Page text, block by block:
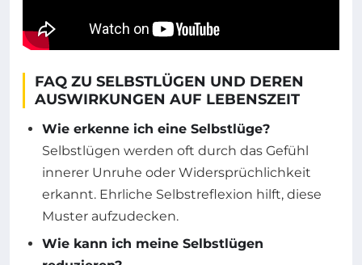
FAQ ZU SELBSTLÜGEN UND DEREN
AUSWIRKUNGEN AUF LEBENSZEIT
Wie erkenne ich eine Selbstlüge?
Selbstlügen werden oft durch das Gefühl
innerer Unruhe oder Widersprüchlichkeit
erkannt. Ehrliche Selbstreflexion hilft, diese
Muster aufzudecken.
Wie kann ich meine Selbstlügen